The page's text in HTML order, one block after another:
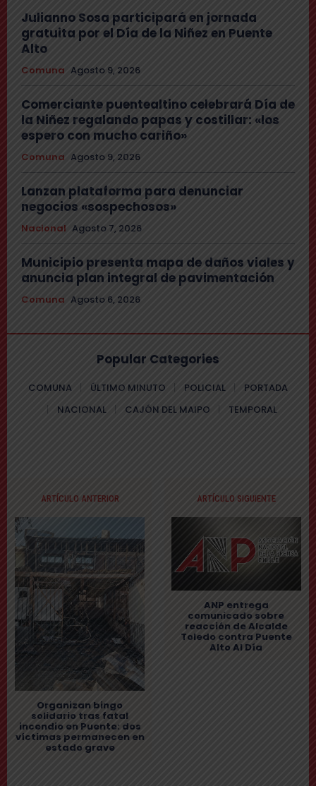
Julianno Sosa participará en jornada
gratuita por el Día de la Niñez en Puente
Alto
Comuna Agosto 9, 2026
Comerciante puentealtino celebrará Día de
la Niñez regalando papas y costillar: «los
espero con mucho cariño»
Comuna Agosto 9, 2026
Lanzan plataforma para denunciar
negocios «sospechosos»
Nacional Agosto 7, 2026
Municipio presenta mapa de daños viales y
anuncia plan integral de pavimentación
Comuna Agosto 6, 2026
Popular Categories
COMUNA ÚLTIMO MINUTO POLICIAL
PORTADA
NACIONAL
CAJÓN DEL MAIPO TEMPORAL
ARTÍCULO ANTERIOR
Organizan bingo
solidario tras fatal
incendio en Puente: dos
víctimas permanecen en
estado grave
ARTÍCULO SIGUIENTE
ANP entrega
comunicado sobre
reacción de Alcalde
Toledo contra Puente
Alto Al Día